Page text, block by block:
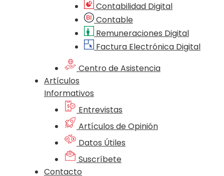
Contabilidad Digital
Contable
Remuneraciones Digital
Factura Electrónica Digital
Centro de Asistencia
Artículos
Informativos
Entrevistas
Artículos de Opinión
Datos Útiles
Suscríbete
Contacto